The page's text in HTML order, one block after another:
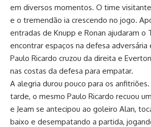
em diversos momentos. O time
e o tremendão ia crescendo no jogo.
entradas de Knupp e Ronan ajudaram o
encontrar espaços na defesa adversária
Paulo Ricardo cruzou da direita e
nas costas da defesa para empatar.
A alegria durou pouco para os
tarde, o mesmo Paulo Ricardo recuou
e Jeam se antecipou ao goleiro Alan,
baixo e desempatando a partida,